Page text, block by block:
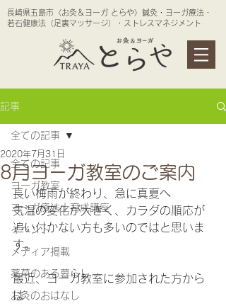
長崎県五島市〈お灸＆ヨーガ とらや〉鍼灸・ヨーガ療法・
若石健康法（足裏マッサージ）・ストレスマネジメント
記事
全ての記事
ヨーガ教室
ヨーガ療法士育成講座
イベント
メディア掲載
薬草のある暮らし
お灸のおはなし
全ての記事
8月ヨーガ教室のご案内
2020年7月31日
長い梅雨が終わり、急に真夏へ
気温の変化が大きく、カラダの順応が
追い付かない方も多いのではと思いま
す。
最近、ヨーガ教室に参加された方から
は